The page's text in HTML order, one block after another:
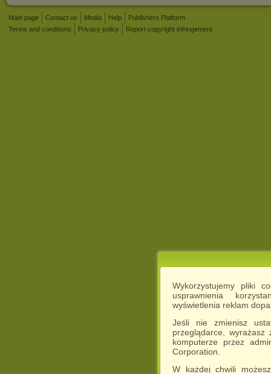
Wykorzystujemy pliki
usprawnienia
wyświetlenia reklam
Jeśli nie zmienisz
przeglądarce,
komputerze przez
Corporation.
W każdej chwili
Main page Contact us Media Help
Publishers Platform
Terms and conditions
Privacy policy Report copyright infringement